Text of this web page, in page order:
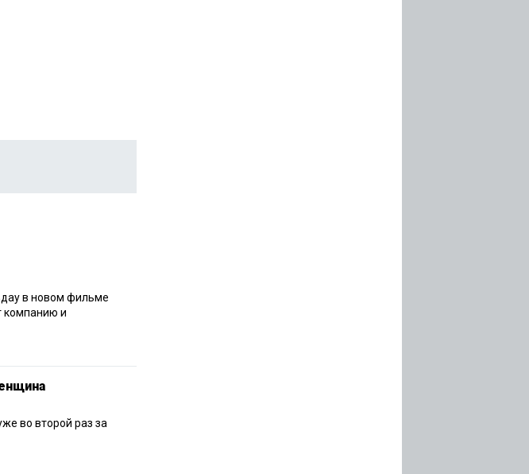
в новом фильме
компанию и
во второй раз за